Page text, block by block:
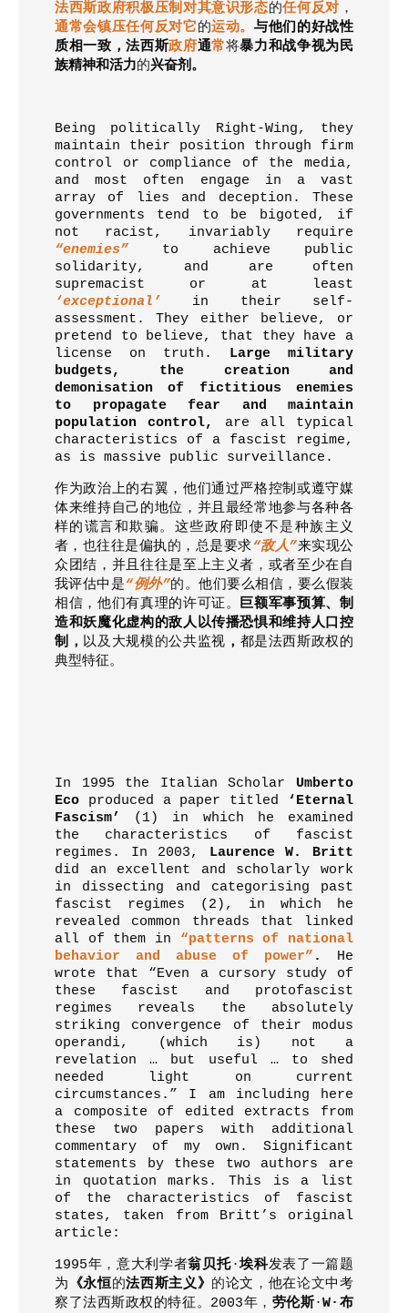
法西斯政府积极压制对其意识形态的任何反对 ，
通常会镇压任何反对它的运动。与他们的好战性
质相一致，法西斯政府通常将暴力和战争视为民
族精神和活力的兴奋剂。
Being politically Right-Wing, they
maintain their position through firm
control or compliance of the media,
and most often engage in a vast
array of lies and deception. These
governments tend to be bigoted, if
not racist, invariably require
“enemies” to achieve public
solidarity, and are often
supremacist or at least
‘exceptional’ in their self-
assessment. They either believe, or
pretend to believe, that they have a
license on truth. Large military
budgets, the creation and
demonisation of fictitious enemies
to propagate fear and maintain
population control,
are all typical
characteristics of a fascist regime,
as is massive public surveillance.
作为政治上的右翼，他们通过严格控制或遵守媒
体来维持自己的地位，并且最经常地参与各种各
样的谎言和欺骗。这些政府即使不是种族主义
者 ， 也往往是偏执的 ， 总是要求“敌人”来实现公
众团结 ， 并且往往是至上主义者 ， 或者至少在自
我评估中是“例外”的。他们要么相信 ， 要么假装
相信 ， 他们有真理的许可证。 巨额军事预算、制
造和妖魔化虚构的敌人以传播恐惧和维持人口控
制 ， 以及大规模的公共监视 ， 都是法西斯政权的
典型特征。
In 1995 the Italian Scholar Umberto
Eco produced a paper titled
‘Eternal
Fascism’
(1) in which he examined
the characteristics of fascist
regimes. In 2003, Laurence W. Britt
did an excellent and scholarly work
in dissecting and categorising past
fascist regimes (2), in which he
revealed common threads that linked
all of them in “patterns of national
behavior and abuse of power” .
He
wrote that “Even a cursory study of
these fascist and protofascist
regimes reveals the absolutely
striking convergence of their modus
operandi, (which is) not a
revelation … but useful … to shed
needed light on current
circumstances.” I am including here
a composite of edited extracts from
these two papers with additional
commentary of my own. Significant
statements by these two authors are
in quotation marks. This is a list
of the characteristics of fascist
states, taken from Britt’s original
article:
1995年 ，意大利学者翁贝托·埃科发表了一篇题
为 《永恒的法西斯主义》 的论文 ， 他在论文中考
察了法西斯政权的特征。 2003年 ， 劳伦斯·W· 布